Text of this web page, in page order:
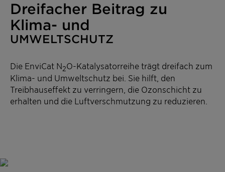
Dreifacher Beitrag zu
Klima- und
UMWELTSCHUTZ
Die EnviCat N2O-Katalysatorreihe trägt dreifach zum
Klima- und Umweltschutz bei. Sie hilft, den
Treibhauseffekt zu verringern, die Ozonschicht zu
erhalten und die Luftverschmutzung zu reduzieren.